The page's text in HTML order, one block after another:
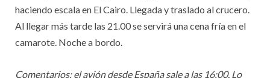
haciendo escala en El Cairo. Llegada y traslado al crucero.
Al llegar más tarde las 21.00 se servirá una cena fría en el
camarote. Noche a bordo.
Comentarios: el avión desde España sale a las 16:00. Lo